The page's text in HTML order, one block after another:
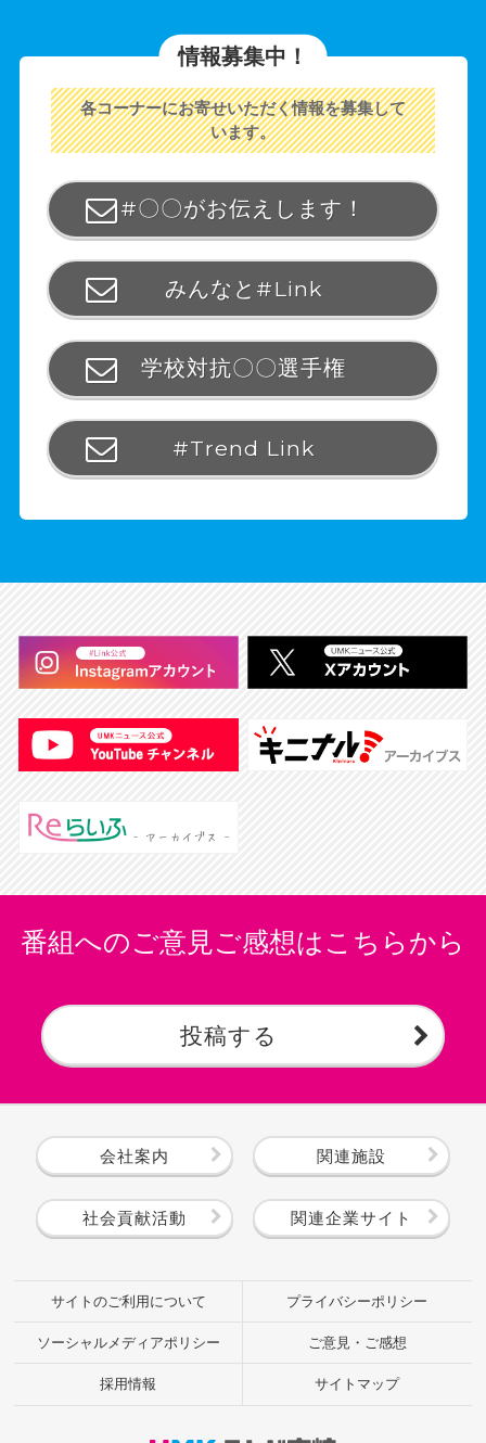
情報募集中！
各コーナーにお寄せいただく情報を募集して
います。
#〇〇がお伝えします！
みんなと#Link
学校対抗〇〇選手権
#Trend Link
番組へのご意見ご感想はこちらから
投稿する
会社案内 関連施設
社会貢献活動 関連企業サイト
サイトのご利用について プライバシーポリシー
ソーシャルメディアポリシー ご意見・ご感想
採用情報 サイトマップ